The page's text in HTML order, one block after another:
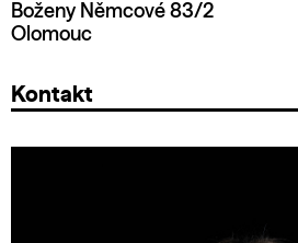
Boženy Němcové 83/2
Olomouc
Kontakt